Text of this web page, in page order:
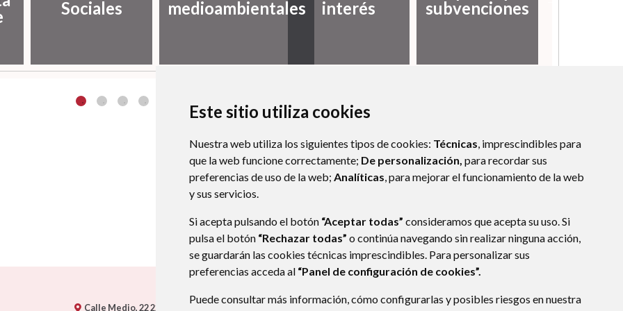
Este sitio utiliza cookies
Nuestra web utiliza los siguientes tipos de cookies: Técnicas, imprescindibles para
que la web funcione correctamente; De personalización, para recordar sus
preferencias de uso de la web; Analíticas, para mejorar el funcionamiento de la web
y sus servicios.
Si acepta pulsando el botón “Aceptar todas” consideramos que acepta su uso. Si
pulsa el botón “Rechazar todas” o continúa navegando sin realizar ninguna acción,
se guardarán las cookies técnicas imprescindibles. Para personalizar sus
preferencias acceda al “Panel de configuración de cookies”.
Puede consultar más información, cómo configurarlas y posibles riesgos en nuestra
Sociales
medioambientales
interés
subvenciones
Calle Medio, 2222132